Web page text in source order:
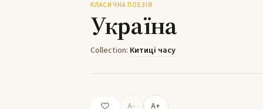
КЛАСИЧНА ПОЕЗІЯ
Україна
Collection: Китиці часу
A- A+